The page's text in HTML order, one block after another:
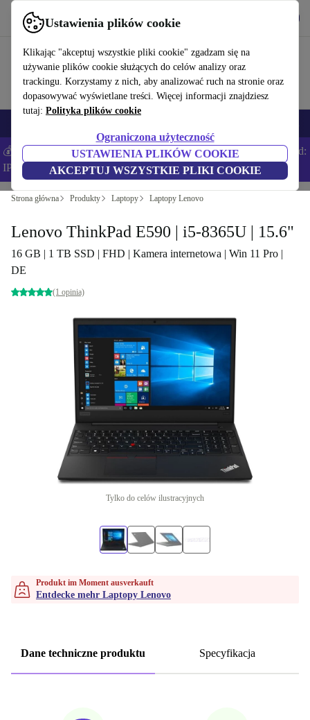
Ustawienia plików cookie
Klikając "akceptuj wszystkie pliki cookie" zgadzam się na
używanie plików cookie służących do celów analizy oraz
trackingu. Korzystamy z nich, aby analizować ruch na stronie oraz
dopasowywać wyświetlane treści. Więcej informacji znajdziesz
tutaj: Polityka plików cookie
Ograniczona użyteczność
USTAWIENIA PLIKÓW COOKIE
AKCEPTUJ WSZYSTKIE PLIKI COOKIE
Korzystaj z refurbed szybko i łatwo
💰Zaoszczędź DODATKOWE 5% na wszystkich iPhone’ach – Kod:
IPHONEDEAL –Regulamin
Strona główna Produkty Laptopy Laptopy Lenovo
Lenovo ThinkPad E590 | i5-8365U | 15.6"
16 GB | 1 TB SSD | FHD | Kamera internetowa | Win 11 Pro |
DE
(1 opinia)
Tylko do celów ilustracyjnych
Produkt im Moment ausverkauft
Entdecke mehr Laptopy Lenovo
Dane techniczne produktu Specyfikacja